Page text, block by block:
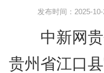
发布时间：2025-
中新网贵
贵州省江口